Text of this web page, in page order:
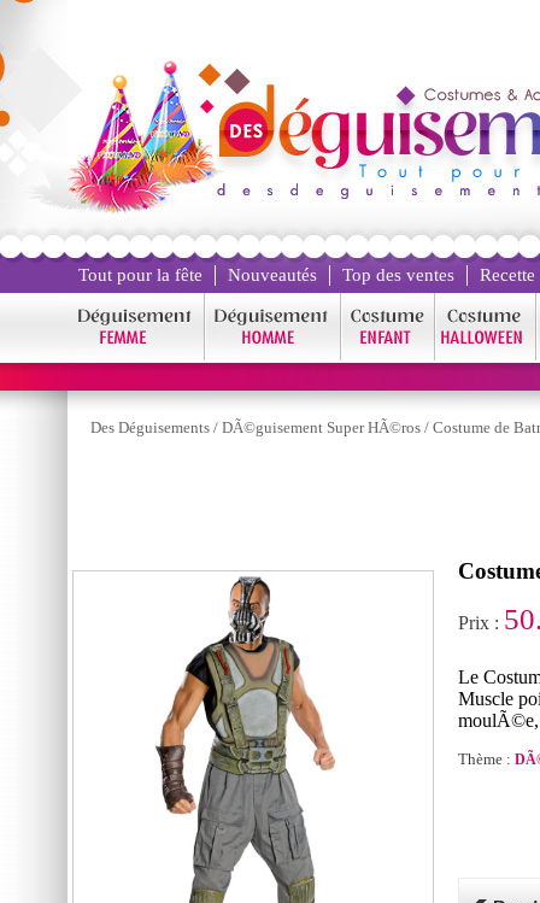
Tout pour la fête Nouveautés Top des ventes
Des Déguisements / DÃ©guisement Super HÃ©ros / Costume de
Prix :
Le
Muscle
moulÃ©e,
Thème :